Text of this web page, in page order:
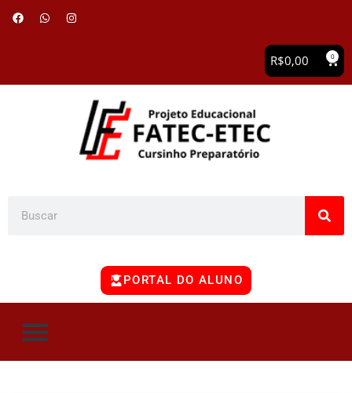
R$0,00 0
PORTAL DO ALUNO